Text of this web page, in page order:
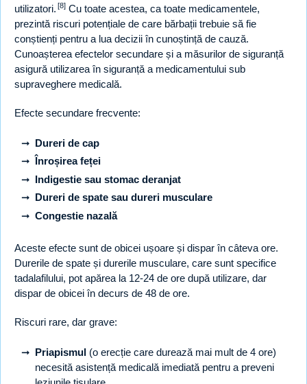
utilizatori. [8] Cu toate acestea, ca toate medicamentele,
prezintă riscuri potențiale de care bărbații trebuie să fie
conștienți pentru a lua decizii în cunoștință de cauză.
Cunoașterea efectelor secundare și a măsurilor de siguranță
asigură utilizarea în siguranță a medicamentului sub
supraveghere medicală.
Efecte secundare frecvente:
Dureri de cap
Înroșirea feței
Indigestie sau stomac deranjat
Dureri de spate sau dureri musculare
Congestie nazală
Aceste efecte sunt de obicei ușoare și dispar în câteva ore.
Durerile de spate și durerile musculare, care sunt specifice
tadalafilului, pot apărea la 12-24 de ore după utilizare, dar
dispar de obicei în decurs de 48 de ore.
Riscuri rare, dar grave:
Priapismul (o erecție care durează mai mult de 4 ore)
necesită asistență medicală imediată pentru a preveni